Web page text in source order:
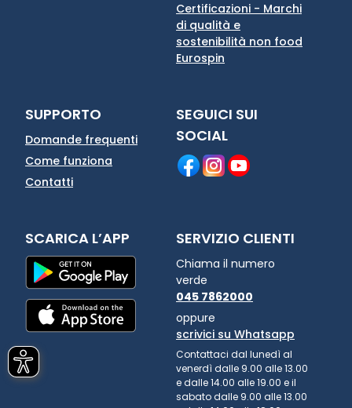
Certificazioni - Marchi
di qualità e
sostenibilità non food
Eurospin
SUPPORTO
Domande frequenti
Come funziona
Contatti
SEGUICI SUI
SOCIAL
SCARICA L’APP SERVIZIO CLIENTI
Chiama il numero
verde
045 7862000
oppure
scrivici su Whatsapp
Contattaci dal lunedì al
venerdì dalle 9.00 alle 13.00
e dalle 14.00 alle 19.00 e il
sabato dalle 9.00 alle 13.00